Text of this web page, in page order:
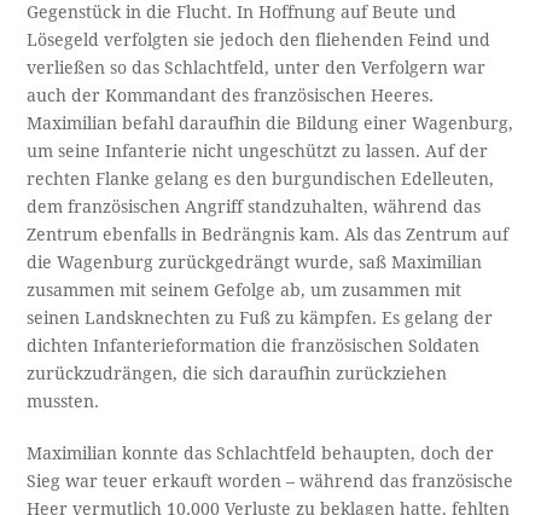
Gegenstück in die Flucht. In Hoffnung auf Beute und
Lösegeld verfolgten sie jedoch den fliehenden Feind und
verließen so das Schlachtfeld, unter den Verfolgern war
auch der Kommandant des französischen Heeres.
Maximilian befahl daraufhin die Bildung einer Wagenburg,
um seine Infanterie nicht ungeschützt zu lassen. Auf der
rechten Flanke gelang es den burgundischen Edelleuten,
dem französischen Angriff standzuhalten, während das
Zentrum ebenfalls in Bedrängnis kam. Als das Zentrum auf
die Wagenburg zurückgedrängt wurde, saß Maximilian
zusammen mit seinem Gefolge ab, um zusammen mit
seinen Landsknechten zu Fuß zu kämpfen. Es gelang der
dichten Infanterieformation die französischen Soldaten
zurückzudrängen, die sich daraufhin zurückziehen
mussten.
Maximilian konnte das Schlachtfeld behaupten, doch der
Sieg war teuer erkauft worden – während das französische
Heer vermutlich 10.000 Verluste zu beklagen hatte, fehlten